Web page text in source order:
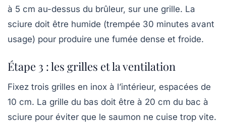
à 5 cm au-dessus du brûleur, sur une grille. La
sciure doit être humide (trempée 30 minutes avant
usage) pour produire une fumée dense et froide.
Étape 3 : les grilles et la ventilation
Fixez trois grilles en inox à l’intérieur, espacées de
10 cm. La grille du bas doit être à 20 cm du bac à
sciure pour éviter que le saumon ne cuise trop vite.